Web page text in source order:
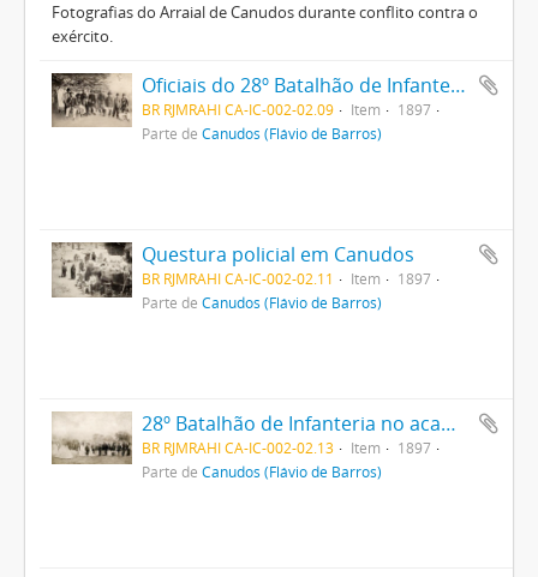
Fotografias do Arraial de Canudos durante conflito contra o
exército.
Oficiais do 28º Batalhão de Infanteria
BR RJMRAHI CA-IC-002-02.09 Item
1897
Parte de Canudos (Flávio de Barros)
Questura policial em Canudos
BR RJMRAHI CA-IC-002-02.11 Item
1897
Parte de Canudos (Flávio de Barros)
28º Batalhão de Infanteria no acampamento
BR RJMRAHI CA-IC-002-02.13 Item
1897
Parte de Canudos (Flávio de Barros)